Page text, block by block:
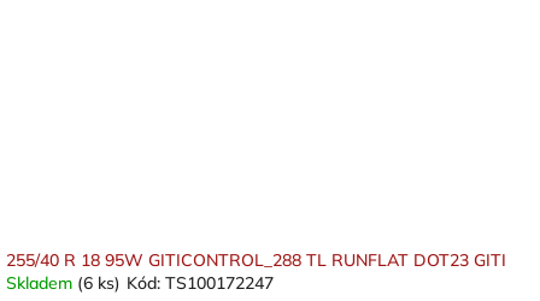
255/40 R 18 95W GITICONTROL_288 TL RUNFLAT DOT23 GITI
Skladem (6 ks) Kód: TS100172247